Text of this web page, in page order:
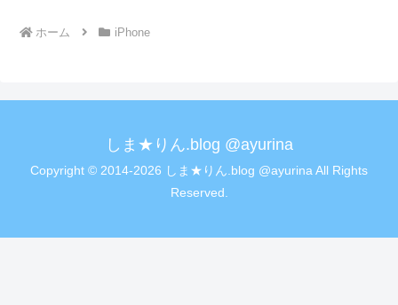
ホーム iPhone
しま★りん.blog @ayurina
Copyright © 2014-2026 しま★りん.blog @ayurina All Rights
Reserved.